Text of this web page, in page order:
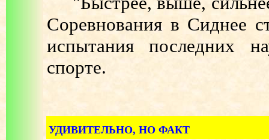
Соревнования в Сиднее
испытания последних
спорте.
УДИВИТЕЛЬНО, НО ФАКТ